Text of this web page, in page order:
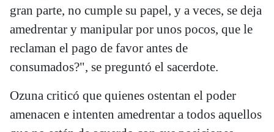
gran parte, no cumple su papel, y a veces, se deja
amedrentar y manipular por unos pocos, que le
reclaman el pago de favor antes de
consumados?", se preguntó el sacerdote.
Ozuna criticó que quienes ostentan el poder
amenacen e intenten amedrentar a todos aquellos